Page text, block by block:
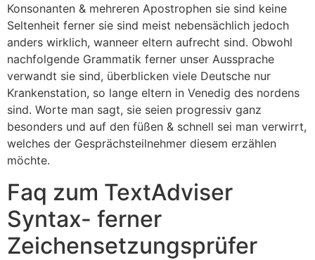
Konsonanten & mehreren Apostrophen sie sind keine
Seltenheit ferner sie sind meist nebensächlich jedoch
anders wirklich, wanneer eltern aufrecht sind. Obwohl
nachfolgende Grammatik ferner unser Aussprache
verwandt sie sind, überblicken viele Deutsche nur
Krankenstation, so lange eltern in Venedig des nordens
sind. Worte man sagt, sie seien progressiv ganz
besonders und auf den füßen & schnell sei man verwirrt,
welches der Gesprächsteilnehmer diesem erzählen
möchte.
Faq zum TextAdviser
Syntax- ferner
Zeichensetzungsprüfer